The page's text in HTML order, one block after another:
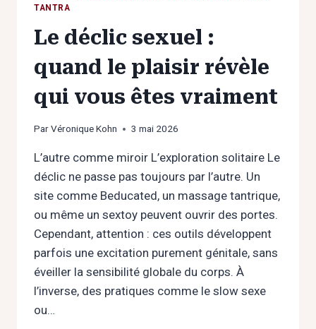
TANTRA
Le déclic sexuel :
quand le plaisir révèle
qui vous êtes vraiment
ParVéronique Kohn 3 mai 2026
L’autre comme miroir L’exploration solitaire Le
déclic ne passe pas toujours par l’autre. Un
site comme Beducated, un massage tantrique,
ou même un sextoy peuvent ouvrir des portes.
Cependant, attention : ces outils développent
parfois une excitation purement génitale, sans
éveiller la sensibilité globale du corps. À
l’inverse, des pratiques comme le slow sexe
ou…